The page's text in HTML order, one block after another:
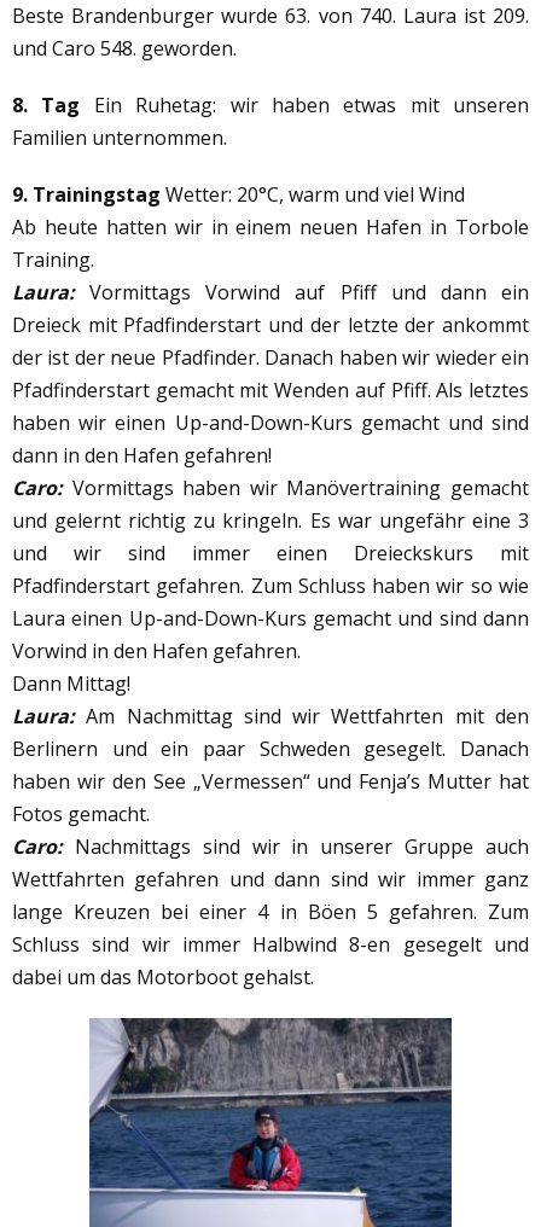
Beste Brandenburger wurde 63. von 740. Laura ist 209.
und Caro 548. geworden.
8. Tag Ein Ruhetag: wir haben etwas mit unseren
Familien unternommen.
9. Trainingstag Wetter: 20°C, warm und viel Wind
Ab heute hatten wir in einem neuen Hafen in Torbole
Training.
Laura:Vormittags Vorwind auf Pfiff und dann ein
Dreieck mit Pfadfinderstart und der letzte der ankommt
der ist der neue Pfadfinder. Danach haben wir wieder ein
Pfadfinderstart gemacht mit Wenden auf Pfiff. Als letztes
haben wir einen Up-and-Down-Kurs gemacht und sind
dann in den Hafen gefahren!
Caro:Vormittags haben wir Manövertraining gemacht
und gelernt richtig zu kringeln. Es war ungefähr eine 3
und wir sind immer einen Dreieckskurs mit
Pfadfinderstart gefahren. Zum Schluss haben wir so wie
Laura einen Up-and-Down-Kurs gemacht und sind dann
Vorwind in den Hafen gefahren.
Dann Mittag!
Laura:Am Nachmittag sind wir Wettfahrten mit den
Berlinern und ein paar Schweden gesegelt. Danach
haben wir den See „Vermessen“ und Fenja’s Mutter hat
Fotos gemacht.
Caro:Nachmittags sind wir in unserer Gruppe auch
Wettfahrten gefahren und dann sind wir immer ganz
lange Kreuzen bei einer 4 in Böen 5 gefahren. Zum
Schluss sind wir immer Halbwind 8-en gesegelt und
dabei um das Motorboot gehalst.